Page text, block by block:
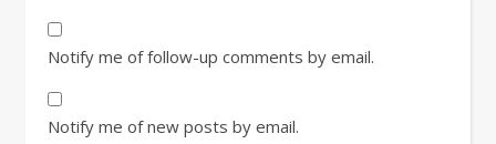
Notify me of follow-up comments by email.
Notify me of new posts by email.